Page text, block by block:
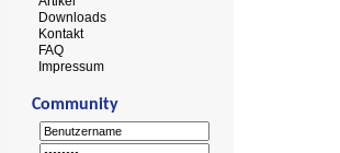
Downloads
Kontakt
FAQ
Impressum
Community